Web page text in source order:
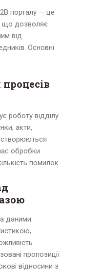
порталу — це
що дозволяє
від
Основні
роботу відділу
акти,
створюються
обробки
помилок.
даними:
пропозиції
відносини з